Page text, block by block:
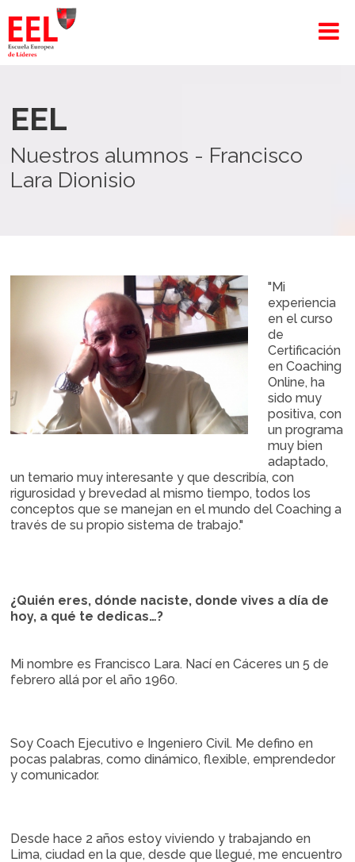
EEL
Nuestros alumnos - Francisco
Lara Dionisio
"Mi
experiencia
en el curso
de
Certificación
en Coaching
Online, ha
sido muy
positiva, con
un programa
muy bien
adaptado,
un temario muy interesante y que describía, con
rigurosidad y brevedad al mismo tiempo, todos los
conceptos que se manejan en el mundo del Coaching a
través de su propio sistema de trabajo."
¿Quién eres, dónde naciste, donde vives a día de
hoy, a qué te dedicas…?
Mi nombre es Francisco Lara. Nací en Cáceres un 5 de
febrero allá por el año 1960.
Soy Coach Ejecutivo e Ingeniero Civil. Me defino en
pocas palabras, como dinámico, flexible, emprendedor
y comunicador.
Desde hace 2 años estoy viviendo y trabajando en
Lima, ciudad en la que, desde que llegué, me encuentro